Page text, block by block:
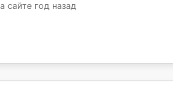
сайте год назад